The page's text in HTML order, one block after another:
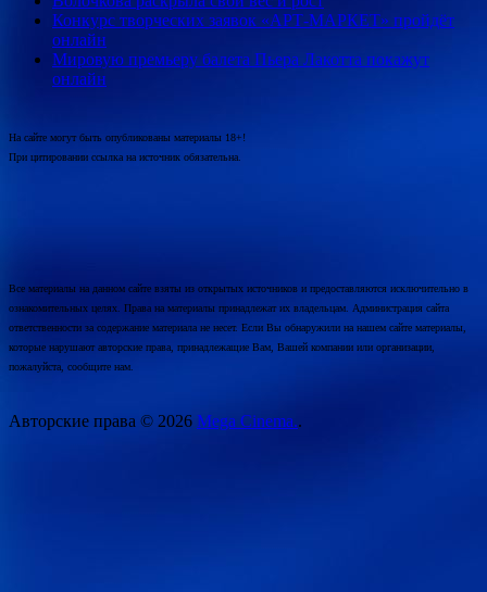
Конкурс творческих заявок «АРТ-МАРКЕТ» пройдёт
онлайн
Мировую премьеру балета Пьера Лакотта покажут
онлайн
На сайте могут быть опубликованы материалы 18+!
При цитировании ссылка на источник обязательна.
Все материалы на данном сайте взяты из открытых источников и предоставляются исключительно в
ознакомительных целях. Права на материалы принадлежат их владельцам. Администрация сайта
ответственности за содержание материала не несет. Если Вы обнаружили на нашем сайте материалы,
которые нарушают авторские права, принадлежащие Вам, Вашей компании или организации,
пожалуйста, сообщите нам.
Авторские права © 2026 Mega Cinema..